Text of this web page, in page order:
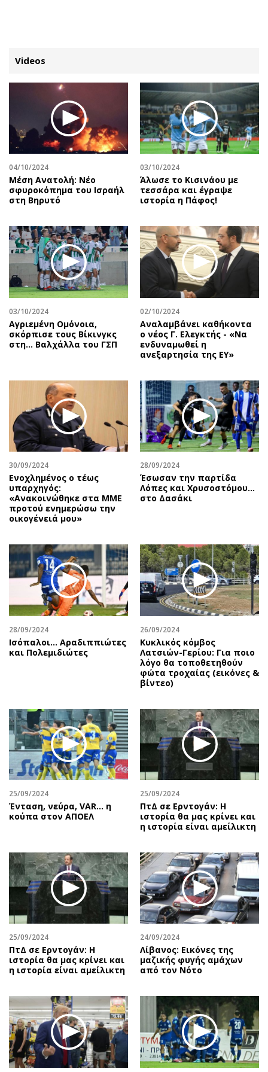
ΚΑΤΗΓΟΡΙΕΣ ΣΥΝΔΕΣΗ
Κύπρος
Παιδεία
Υγεία
Πολιτική
Βουλευτικές 2026
Προεδρικές 2023
Δημοσκοπήσεις
Διπλωματία
Αθλητισμός
Κύπρος
Ελλάδα
Διεθνή
Κληρώσεις Allwyn
Οικονομία
Real Estate
Επιχειρήσεις
Αγορές
Money Review
AstroBank Properties
Trends
Ενέργεια
Ναυτιλία
Ελλάδα
Κόσμος
Παράξενα
Πολιτισμός
Σινεμά
Θέατρο-Χορός
Μουσική
Χειρόγραφα
Απόψεις
Αρθρογραφία
The Hill
Υγεία
Αγγελίες
Πωλούνται
Ζητούν εργασία
Θέσεις εργασίας
Νέα
Κινητά-tablets
Social
Αυτοκίνηση
Πολιτική
Οικονομία
Γενικά
Αναδρομές
Πρόσωπα
Περιβάλλον
Good Life
Γυναίκα
Συνταγές
Έξοδος
Media
Εκπομπές
Wine routes
Podcasts
Uncut
Προσφορές
Επιστολές
Videos
04/10/2024
Mέση Ανατολή: Νέο
σφυροκόπημα του Ισραήλ
στη Βηρυτό
03/10/2024
Άλωσε το Κισινάου με
τεσσάρα και έγραψε
ιστορία η Πάφος!
03/10/2024
Αγριεμένη Ομόνοια,
σκόρπισε τους Βίκινγκς
στη… Βαλχάλλα του ΓΣΠ
02/10/2024
Αναλαμβάνει καθήκοντα
ο νέος Γ. Ελεγκτής - «Να
ενδυναμωθεί η
ανεξαρτησία της ΕΥ»
30/09/2024
Ενοχλημένος ο τέως
υπαρχηγός:
«Ανακοινώθηκε στα ΜΜΕ
προτού ενημερώσω την
οικογένειά μου»
28/09/2024
Έσωσαν την παρτίδα
Λόπες και Χρυσοστόμου…
στο Δασάκι
28/09/2024
Ισόπαλοι… Αραδιππιώτες
και Πολεμιδιώτες
26/09/2024
Κυκλικός κόμβος
Λατσιών-Γερίου: Για ποιο
λόγο θα τοποθετηθούν
φώτα τροχαίας (εικόνες &
βίντεο)
25/09/2024
Ένταση, νεύρα, VAR… η
κούπα στον ΑΠΟΕΛ
25/09/2024
ΠτΔ σε Ερντογάν: Η
ιστορία θα μας κρίνει και
η ιστορία είναι αμείλικτη
25/09/2024
ΠτΔ σε Ερντογάν: Η
ιστορία θα μας κρίνει και
η ιστορία είναι αμείλικτη
24/09/2024
Λίβανος: Εικόνες της
μαζικής φυγής αμάχων
από τον Νότο